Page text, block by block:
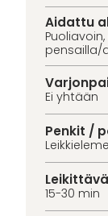
Aidattu
pensailla/
Ei yhtään
Penkit /
15-30 min